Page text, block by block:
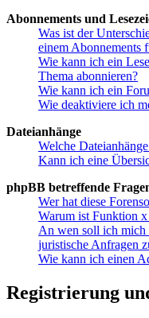
Abonnements und
Was ist der
einem Abonnements
Wie kann ich ein
Thema abonnieren?
Wie kann ich ein
Wie deaktiviere ich
Dateianhänge
Welche
Kann ich eine
phpBB betreffende
Wer hat diese
Warum ist Funktion
An wen soll ich mich
juristische Anfragen
Wie kann ich einen
Registrierung